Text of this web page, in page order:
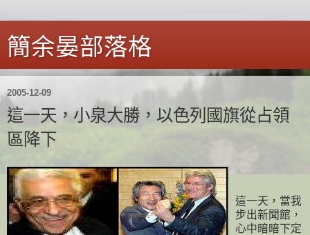
簡余晏部落格
2005-12-09
這一天，小泉大勝，以色列國旗從占領
區降下
這一天，當我
步出新聞館，
心中暗暗下定